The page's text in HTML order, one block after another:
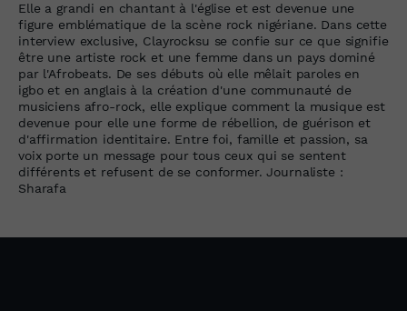
Elle a grandi en chantant à l'église et est devenue une
figure emblématique de la scène rock nigériane. Dans cette
interview exclusive, Clayrocksu se confie sur ce que signifie
être une artiste rock et une femme dans un pays dominé
par l'Afrobeats. De ses débuts où elle mêlait paroles en
igbo et en anglais à la création d'une communauté de
musiciens afro-rock, elle explique comment la musique est
devenue pour elle une forme de rébellion, de guérison et
d'affirmation identitaire. Entre foi, famille et passion, sa
voix porte un message pour tous ceux qui se sentent
différents et refusent de se conformer. Journaliste :
Sharafa